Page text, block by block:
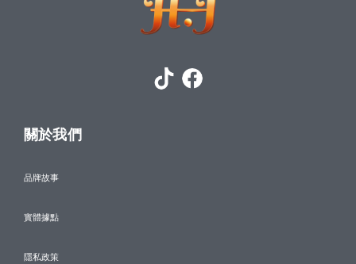
關於我們
品牌故事
實體據點
隱私政策